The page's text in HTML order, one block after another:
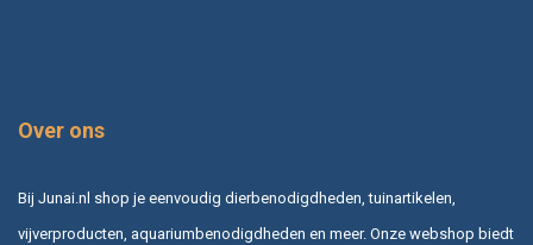
Over ons
Bij Junai.nl shop je eenvoudig dierbenodigdheden, tuinartikelen,
vijverproducten, aquariumbenodigdheden en meer. Onze webshop biedt